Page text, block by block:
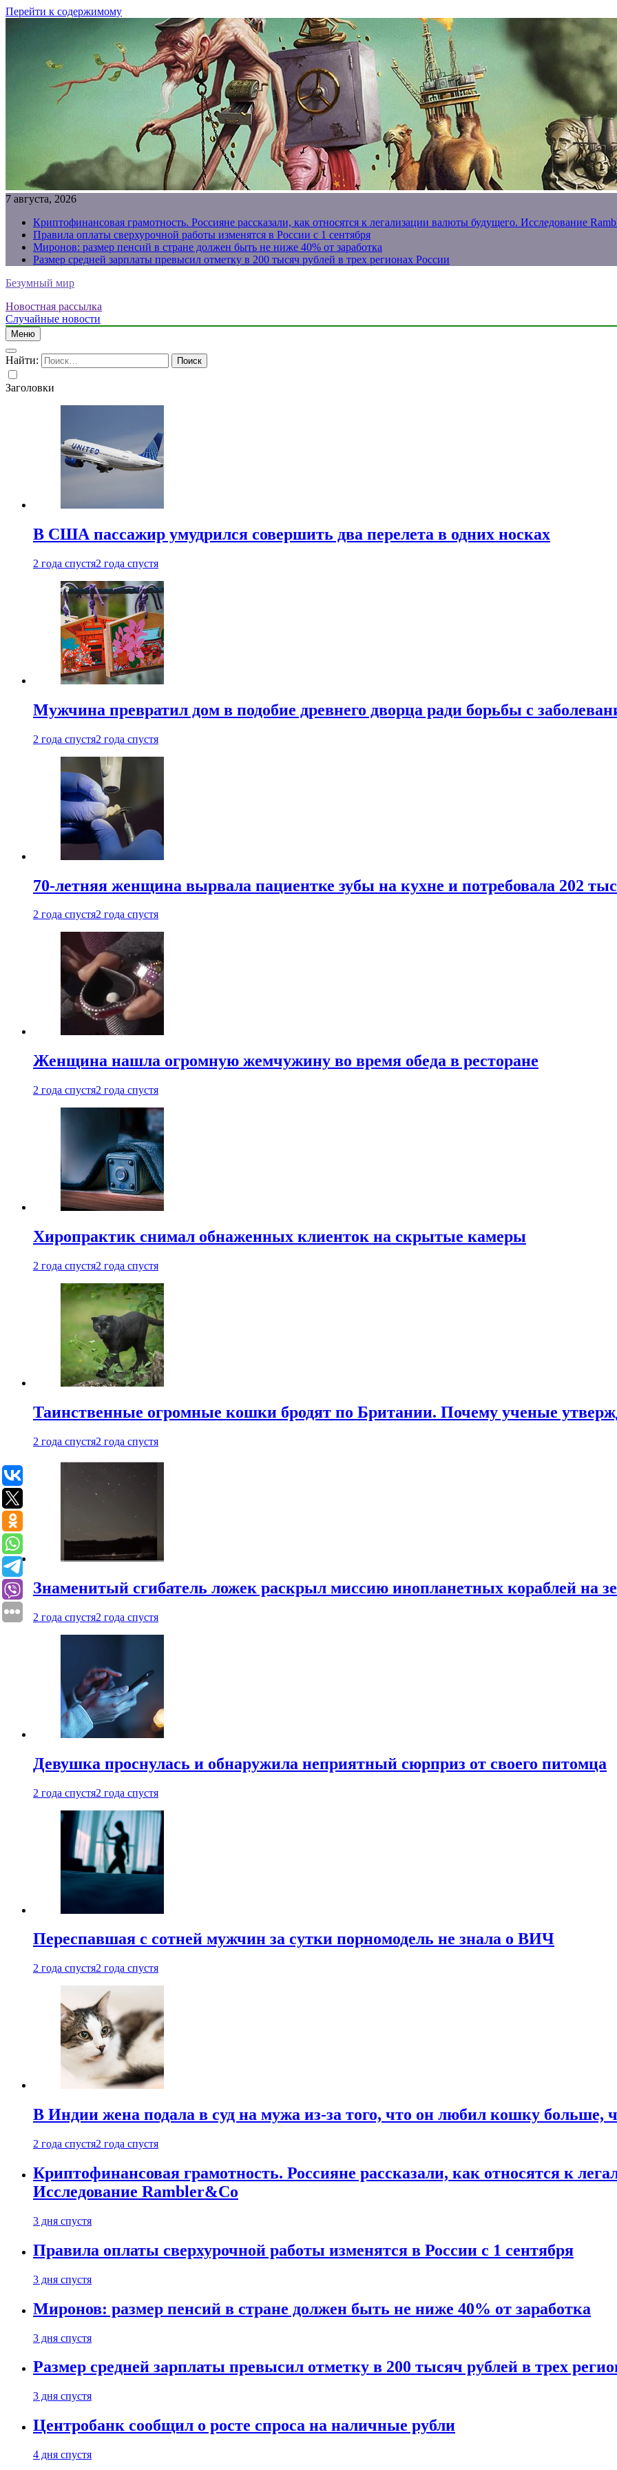
Перейти к содержимому
7 августа, 2026
Криптофинансовая грамотность. Россияне рассказали, как относятся к легализации валюты будущего. Исследование
Правила оплаты сверхурочной работы изменятся в России с 1 сентября
Миронов: размер пенсий в стране должен быть не ниже 40% от заработка
Размер средней зарплаты превысил отметку в 200 тысяч рублей в трех регионах России
Безумный мир
Новостная рассылка
Случайные новости
Меню
Найти:
Заголовки
В США пассажир умудрился совершить два перелета в одних носках
2 года спустя2 года спустя
Мужчина превратил дом в подобие древнего дворца ради борьбы с
2 года спустя2 года спустя
70-летняя женщина вырвала пациентке зубы на кухне и потребовала 202
2 года спустя2 года спустя
Женщина нашла огромную жемчужину во время обеда в ресторане
2 года спустя2 года спустя
Хиропрактик снимал обнаженных клиенток на скрытые камеры
2 года спустя2 года спустя
Таинственные огромные кошки бродят по Британии. Почему ученые
2 года спустя2 года спустя
Знаменитый сгибатель ложек раскрыл миссию инопланетных кораблей на
2 года спустя2 года спустя
Девушка проснулась и обнаружила неприятный сюрприз от своего питомца
2 года спустя2 года спустя
Переспавшая с сотней мужчин за сутки порномодель не знала о ВИЧ
2 года спустя2 года спустя
В Индии жена подала в суд на мужа из-за того, что он любил кошку больше,
2 года спустя2 года спустя
Криптофинансовая грамотность. Россияне рассказали, как относятся к
Исследование Rambler&Co
3 дня спустя
Правила оплаты сверхурочной работы изменятся в России с 1 сентября
3 дня спустя
Миронов: размер пенсий в стране должен быть не ниже 40% от заработка
3 дня спустя
Размер средней зарплаты превысил отметку в 200 тысяч рублей в трех
3 дня спустя
Центробанк сообщил о росте спроса на наличные рубли
4 дня спустя